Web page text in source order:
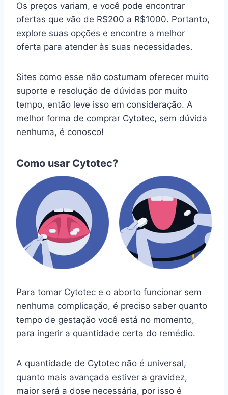
Os preços variam, e você pode encontrar
ofertas que vão de R$200 a R$1000. Portanto,
explore suas opções e encontre a melhor
oferta para atender às suas necessidades.
Sites como esse não costumam oferecer muito
suporte e resolução de dúvidas por muito
tempo, então leve isso em consideração. A
melhor forma de comprar Cytotec, sem dúvida
nenhuma, é conosco!
Como usar Cytotec?
Para tomar Cytotec e o aborto funcionar sem
nenhuma complicação, é preciso saber quanto
tempo de gestação você está no momento,
para ingerir a quantidade certa do remédio.
A quantidade de Cytotec não é universal,
quanto mais avançada estiver a gravidez,
maior será a dose necessária, por isso é